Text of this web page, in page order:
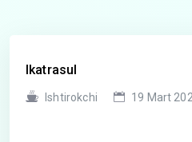
Ikatrasul
Ishtirokchi 19 Mart